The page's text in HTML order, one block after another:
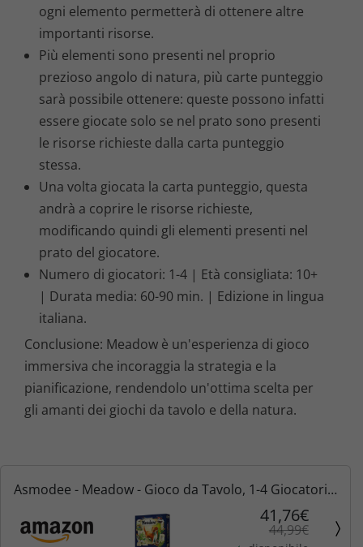
ogni elemento permetterà di ottenere altre
importanti risorse.
Più elementi sono presenti nel proprio
prezioso angolo di natura, più carte punteggio
sarà possibile ottenere: queste possono infatti
essere giocate solo se nel prato sono presenti
le risorse richieste dalla carta punteggio
stessa.
Una volta giocata la carta punteggio, questa
andrà a coprire le risorse richieste,
modificando quindi gli elementi presenti nel
prato del giocatore.
Numero di giocatori: 1-4 | Età consigliata: 10+
| Durata media: 60-90 min. | Edizione in lingua
italiana.
Conclusione: Meadow è un'esperienza di gioco
immersiva che incoraggia la strategia e la
pianificazione, rendendolo un'ottima scelta per
gli amanti dei giochi da tavolo e della natura.
Asmodee - Meadow - Gioco da Tavolo, 1-4 Giocatori,
10+ Anni, Edizione in Italiano
41,76€
44,99€